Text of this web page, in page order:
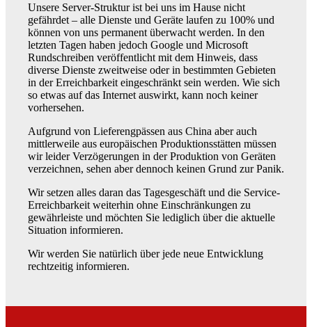
Unsere Server-Struktur ist bei uns im Hause nicht
gefährdet – alle Dienste und Geräte laufen zu 100% und
können von uns permanent überwacht werden. In den
letzten Tagen haben jedoch Google und Microsoft
Rundschreiben veröffentlicht mit dem Hinweis, dass
diverse Dienste zweitweise oder in bestimmten Gebieten
in der Erreichbarkeit eingeschränkt sein werden. Wie sich
so etwas auf das Internet auswirkt, kann noch keiner
vorhersehen.
Aufgrund von Lieferengpässen aus China aber auch
mittlerweile aus europäischen Produktionsstätten müssen
wir leider Verzögerungen in der Produktion von Geräten
verzeichnen, sehen aber dennoch keinen Grund zur Panik.
Wir setzen alles daran das Tagesgeschäft und die Service-
Erreichbarkeit weiterhin ohne Einschränkungen zu
gewährleiste und möchten Sie lediglich über die aktuelle
Situation informieren.
Wir werden Sie natürlich über jede neue Entwicklung
rechtzeitig informieren.